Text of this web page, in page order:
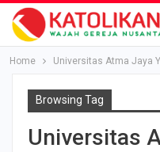
Home Universitas Atma Jaya
Browsing Tag
Universitas